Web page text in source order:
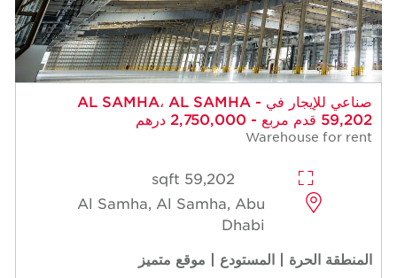
صناعي للإيجار في AL SAMHA، AL SAMHA -
59,202 قدم مربع - 2,750,000 درهم
Warehouse for rent
59,202 sqft
Al Samha, Al Samha, Abu
Dhabi
المنطقة الحرة | المستودع | موقع متميز